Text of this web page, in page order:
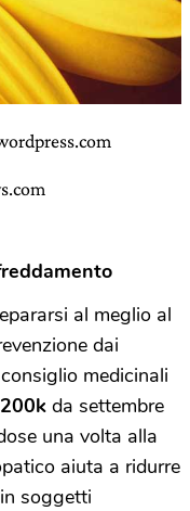
al meglio al
dai
medicinali
da settembre
una volta alla
aiuta a ridurre
soggetti